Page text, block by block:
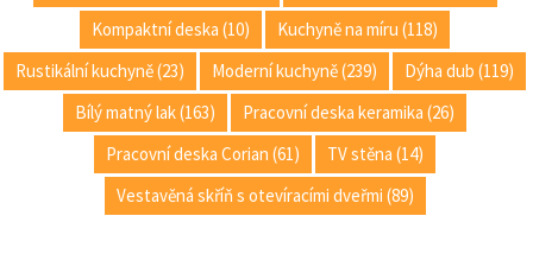
Kompaktní deska (10)
Kuchyně na míru (118)
Rustikální kuchyně (23)
Moderní kuchyně (239)
Dýha dub (119)
Bílý matný lak (163)
Pracovní deska keramika (26)
Pracovní deska Corian (61)
TV stěna (14)
Vestavěná skříň s otevíracími dveřmi (89)